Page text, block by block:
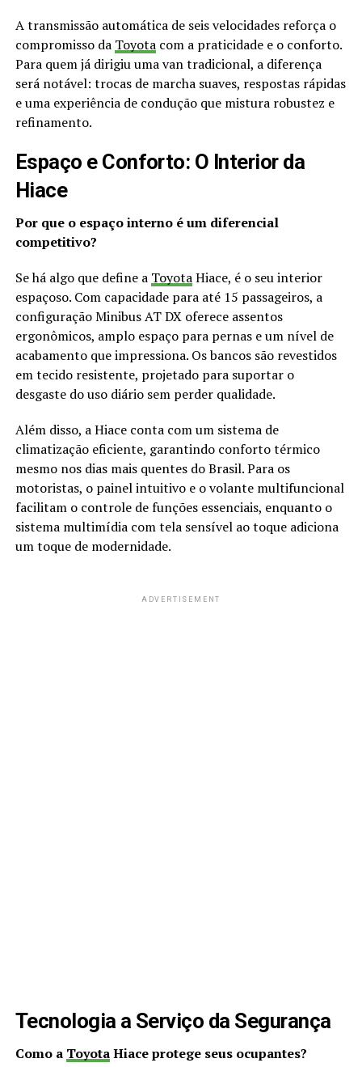
A transmissão automática de seis velocidades reforça o
compromisso da Toyotacom a praticidade e o conforto.
Para quem já dirigiu uma van tradicional, a diferença
será notável: trocas de marcha suaves, respostas rápidas
e uma experiência de condução que mistura robustez e
refinamento.
Espaço e Conforto: O Interior da
Hiace
Por que o espaço interno é um diferencial
competitivo?
Se há algo que define a ToyotaHiace, é o seu interior
espaçoso. Com capacidade para até 15 passageiros, a
configuração Minibus AT DX oferece assentos
ergonômicos, amplo espaço para pernas e um nível de
acabamento que impressiona. Os bancos são revestidos
em tecido resistente, projetado para suportar o
desgaste do uso diário sem perder qualidade.
Além disso, a Hiace conta com um sistema de
climatização eficiente, garantindo conforto térmico
mesmo nos dias mais quentes do Brasil. Para os
motoristas, o painel intuitivo e o volante multifuncional
facilitam o controle de funções essenciais, enquanto o
sistema multimídia com tela sensível ao toque adiciona
um toque de modernidade.
ADVERTISEMENT
Tecnologia a Serviço da Segurança
Como a ToyotaHiace protege seus ocupantes?